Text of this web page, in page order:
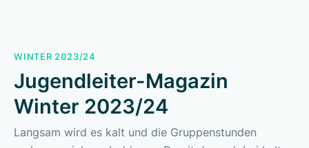
WINTER 2023/24
Jugendleiter-Magazin
Winter 2023/24
Langsam wird es kalt und die Gruppenstunden